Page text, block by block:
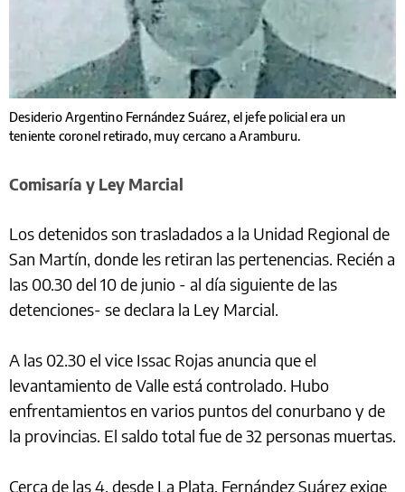
Desiderio Argentino Fernández Suárez, el jefe policial era un
teniente coronel retirado, muy cercano a Aramburu.
Comisaría y Ley Marcial
Los detenidos son trasladados a la Unidad Regional de
San Martín, donde les retiran las pertenencias. Recién a
las 00.30 del 10 de junio - al día siguiente de las
detenciones- se declara la Ley Marcial.
A las 02.30 el vice Issac Rojas anuncia que el
levantamiento de Valle está controlado. Hubo
enfrentamientos en varios puntos del conurbano y de
la provincias. El saldo total fue de 32 personas muertas.
Cerca de las 4, desde La Plata, Fernández Suárez exige